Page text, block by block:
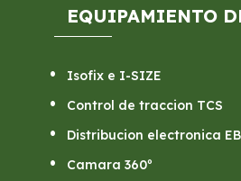
EQUIPAMIENTO
Isofix e I-SIZE
Control de traccion TCS
Distribucion electronica
Camara 360º